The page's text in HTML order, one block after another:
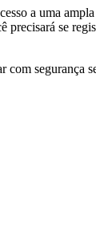
a uma
precisará se
segurança